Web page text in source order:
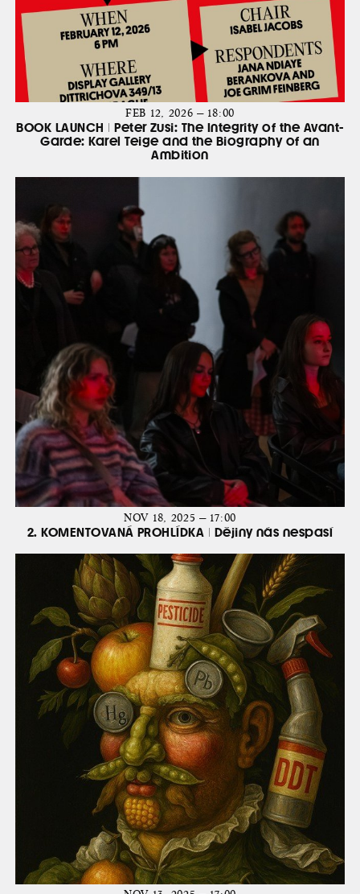
FEB 12, 2026 — 18:00
BOOK LAUNCH | Peter Zusi: The Integrity of the Avant-
Garde: Karel Teige and the Biography of an
Ambition
NOV 18, 2025 — 17:00
2. KOMENTOVANÁ PROHLÍDKA | Dějiny nás nespasí